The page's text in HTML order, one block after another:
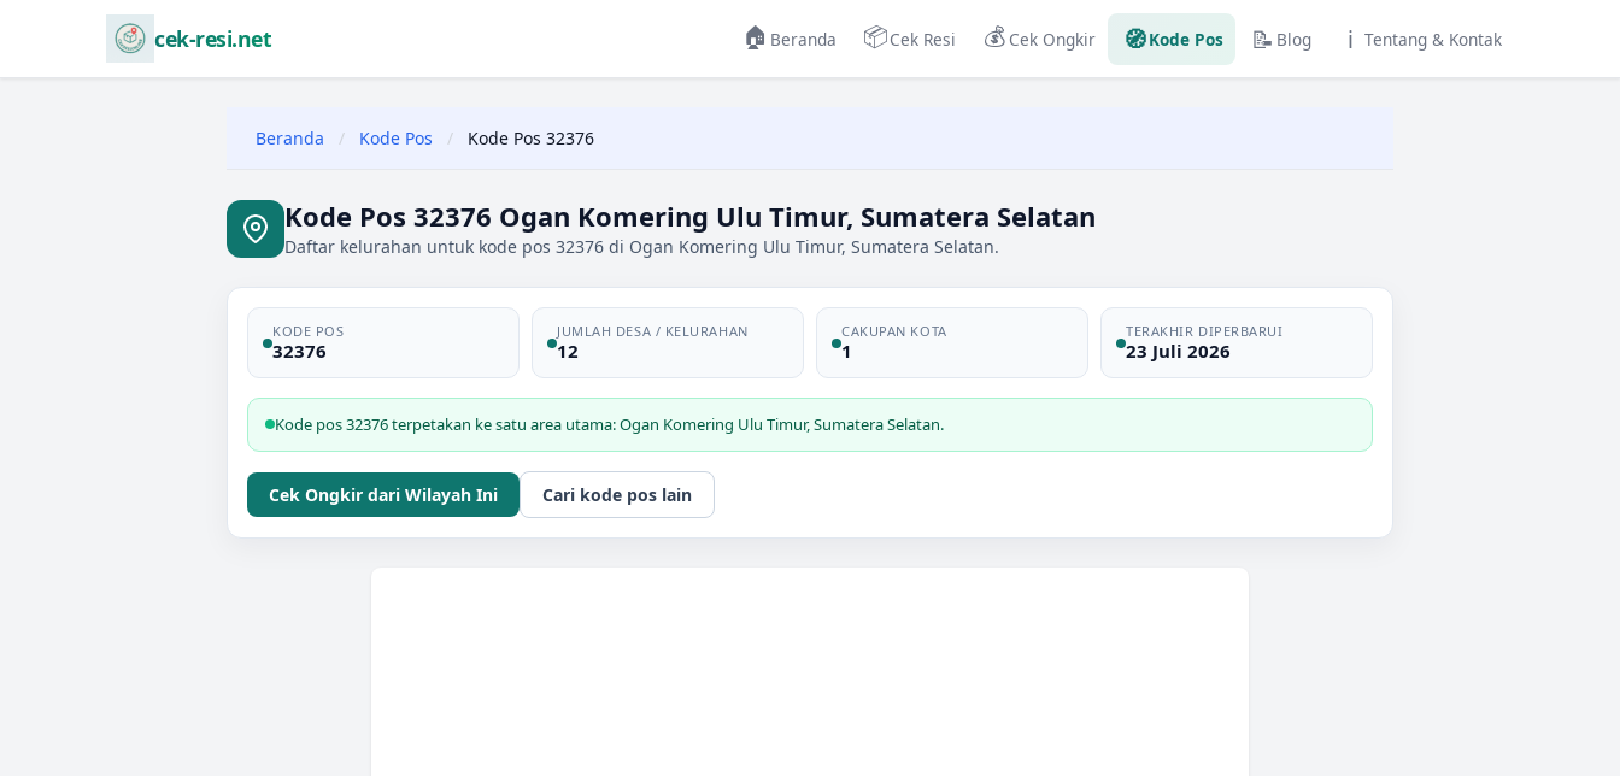
cek-resi.net 🏠 Beranda 📦Cek Resi 💰 Cek Ongkir 🧭Kode Pos 📝 Blog ℹ️ Tentang & Kontak
Beranda / Kode Pos / Kode Pos 32376
Kode Pos 32376 Ogan Komering Ulu Timur, Sumatera Selatan
Daftar kelurahan untuk kode pos 32376 di Ogan Komering Ulu Timur, Sumatera Selatan.
KODE POS
32376
JUMLAH DESA / KELURAHAN
12
CAKUPAN KOTA
1
TERAKHIR DIPERBARUI
23 Juli 2026
Kode pos 32376 terpetakan ke satu area utama: Ogan Komering Ulu Timur, Sumatera Selatan.
Cek Ongkir dari Wilayah Ini Cari kode pos lain